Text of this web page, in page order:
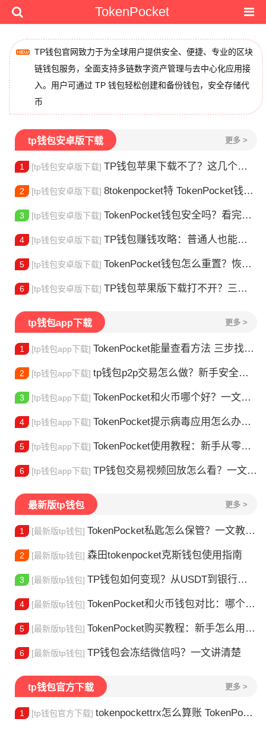
TokenPocket
TP钱包官网致力于为全球用户提供安全、便捷、专业的区块
链钱包服务，全面支持多链数字资产管理与去中心化应用接
入。用户可通过 TP 钱包轻松创建和备份钱包，安全存储代
币
tp钱包安卓版下载 更多 >
1 [tp钱包安卓版下载] TP钱包苹果下载不了？这几个原因你得知道
2 [tp钱包安卓版下载] 8tokenpocket特 TokenPocket钱包特色功能详解，新手老手都该知道
3 [tp钱包安卓版下载] TokenPocket钱包安全吗？看完这篇你就懂了
4 [tp钱包安卓版下载] TP钱包赚钱攻略：普通人也能做的几种方式
5 [tp钱包安卓版下载] TokenPocket钱包怎么重置？恢复出厂设置方法详解
6 [tp钱包安卓版下载] TP钱包苹果版下载打不开？三步解决下载问题
tp钱包app下载 更多 >
1 [tp钱包app下载] TokenPocket能量查看方法 三步找到TRX能量余额
2 [tp钱包app下载] tp钱包p2p交易怎么做？新手安全指南
3 [tp钱包app下载] TokenPocket和火币哪个好？一文帮你理清选择
4 [tp钱包app下载] TokenPocket提示病毒应用怎么办？原因全解析
5 [tp钱包app下载] TokenPocket使用教程：新手从零学会钱包操作
6 [tp钱包app下载] TP钱包交易视频回放怎么看？一文教你轻松找回
最新版tp钱包 更多 >
1 [最新版tp钱包] TokenPocket私匙怎么保管？一文教你守住钱包资产
2 [最新版tp钱包] 森田tokenpocket克斯钱包使用指南
3 [最新版tp钱包] TP钱包如何变现？从USDT到银行卡的完整攻略
4 [最新版tp钱包] TokenPocket和火币钱包对比：哪个更适合你？
5 [最新版tp钱包] TokenPocket购买教程：新手怎么用TP钱包买币
6 [最新版tp钱包] TP钱包会冻结微信吗？一文讲清楚
tp钱包官方下载 更多 >
1 [tp钱包官方下载] tokenpockettrx怎么算账 TokenPocket TRX钱包账单怎么算？查账全攻略